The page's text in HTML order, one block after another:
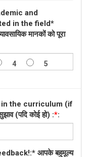
and
in the field*
मानकों को पूरा
4 5
the curriculum (if
(पदि कोई हो) :*:
आपके बहुमूल्य